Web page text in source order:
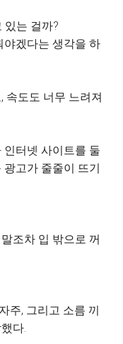
있는 걸까?
야겠다는 생각을 하
속도도 너무 느려져
터넷 사이트를 둘
고가 줄줄이 뜨기
조차 입 밖으로 꺼
주, 그리고 소름 끼
다.